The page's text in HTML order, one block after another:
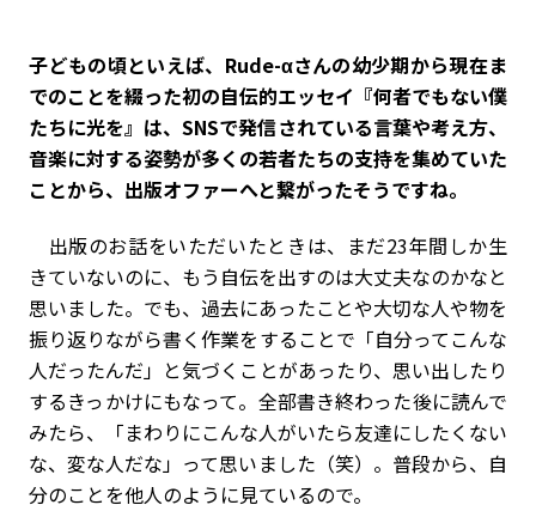
――子どもの頃といえば、Rude-αさんの幼少期から現在ま
でのことを綴った初の自伝的エッセイ『何者でもない僕
たちに光を』は、SNSで発信されている言葉や考え方、
音楽に対する姿勢が多くの若者たちの支持を集めていた
ことから、出版オファーへと繋がったそうですね。
出版のお話をいただいたときは、まだ23年間しか生
きていないのに、もう自伝を出すのは大丈夫なのかなと
思いました。でも、過去にあったことや大切な人や物を
振り返りながら書く作業をすることで「自分ってこんな
人だったんだ」と気づくことがあったり、思い出したり
するきっかけにもなって。全部書き終わった後に読んで
みたら、「まわりにこんな人がいたら友達にしたくない
な、変な人だな」って思いました（笑）。普段から、自
分のことを他人のように見ているので。